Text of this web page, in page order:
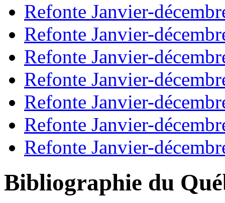
Refonte Janvier-
Refonte Janvier-
Refonte Janvier-
Refonte Janvier-
Refonte Janvier-
Refonte Janvier-
Refonte Janvier-
Bibliographie du